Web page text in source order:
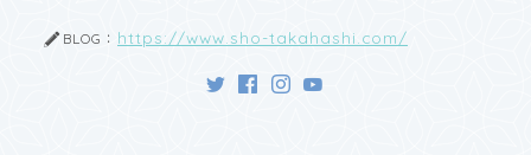
BLOG： https://www.sho-takahashi.com/